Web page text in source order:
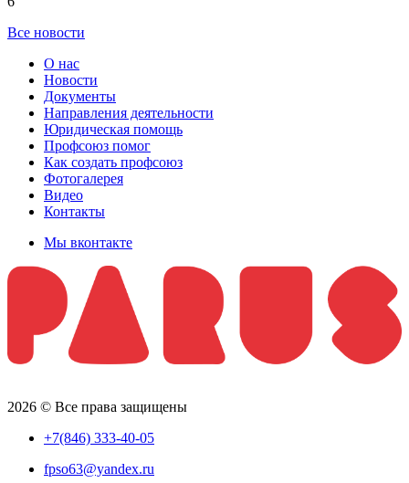
Все новости
О нас
Новости
Документы
Направления деятельности
Юридическая помощь
Профсоюз помог
Как создать профсоюз
Фотогалерея
Видео
Контакты
Мы вконтакте
2026 © Все права защищены
+7(846) 333-40-05
fpso63@yandex.ru